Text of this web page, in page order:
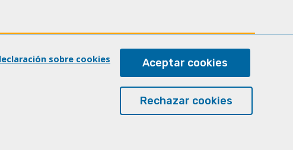
sobre cookies Aceptar cookies
Rechazar cookies